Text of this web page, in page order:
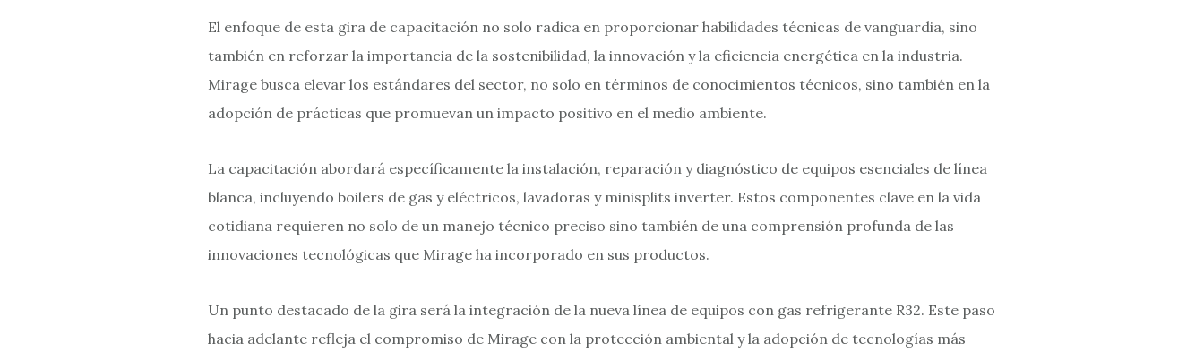
El enfoque de esta gira de capacitación no solo radica en proporcionar habilidades técnicas de vanguardia, sino
también en reforzar la importancia de la sostenibilidad, la innovación y la eficiencia energética en la industria.
Mirage busca elevar los estándares del sector, no solo en términos de conocimientos técnicos, sino también en la
adopción de prácticas que promuevan un impacto positivo en el medio ambiente.
La capacitación abordará específicamente la instalación, reparación y diagnóstico de equipos esenciales de línea
blanca, incluyendo boilers de gas y eléctricos, lavadoras y minisplits inverter. Estos componentes clave en la vida
cotidiana requieren no solo de un manejo técnico preciso sino también de una comprensión profunda de las
innovaciones tecnológicas que Mirage ha incorporado en sus productos.
Un punto destacado de la gira será la integración de la nueva línea de equipos con gas refrigerante R32. Este paso
hacia adelante refleja el compromiso de Mirage con la protección ambiental y la adopción de tecnologías más